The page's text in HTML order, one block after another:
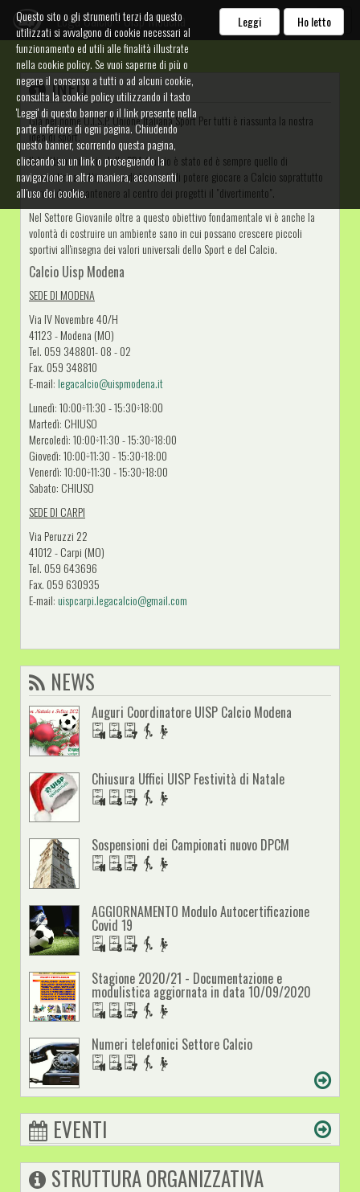
Lega Calcio - Uisp Modena
INFO
Già nel nome U.I.S.P. Unione Italiana Sport Per tutti è riassunta la nostra
idea di sport.
L'obiettivo primario della SDA Calcio è stato ed è sempre quello di
consentire a tutti, senza distinzioni, di potere giocare a Calcio soprattutto
cercando di mantenere al centro dei progetti il "divertimento".
Nel Settore Giovanile oltre a questo obiettivo fondamentale vi è anche la
volontà di costruire un ambiente sano in cui possano crescere piccoli
sportivi all'insegna dei valori universali dello Sport e del Calcio.
Calcio Uisp Modena
SEDE DI MODENA
Via IV Novembre 40/H
41123 - Modena (MO)
Tel. 059 348801- 08 - 02
Fax. 059 348810
E-mail: legacalcio@uispmodena.it
Lunedì: 10:00÷11:30 - 15:30÷18:00
Martedì: CHIUSO
Mercoledì: 10:00÷11:30 - 15:30÷18:00
Giovedì: 10:00÷11:30 - 15:30÷18:00
Venerdì: 10:00÷11:30 - 15:30÷18:00
Sabato: CHIUSO
SEDE DI CARPI
Via Peruzzi 22
41012 - Carpi (MO)
Tel. 059 643696
Fax. 059 630935
E-mail: uispcarpi.legacalcio@gmail.com
NEWS
Auguri Coordinatore UISP Calcio Modena
Chiusura Uffici UISP Festività di Natale
Sospensioni dei Campionati nuovo DPCM
AGGIORNAMENTO Modulo Autocertificazione
Covid 19
Stagione 2020/21 - Documentazione e
modulistica aggiornata in data 10/09/2020
Numeri telefonici Settore Calcio
EVENTI
STRUTTURA ORGANIZZATIVA
Questo sito o gli strumenti terzi da questo
utilizzati si avvalgono di cookie necessari al
funzionamento ed utili alle finalità illustrate
nella cookie policy. Se vuoi saperne di più o
negare il consenso a tutti o ad alcuni cookie,
consulta la cookie policy utilizzando il tasto
'Leggi' di questo banner o il link presente nella
parte inferiore di ogni pagina. Chiudendo
questo banner, scorrendo questa pagina,
cliccando su un link o proseguendo la
navigazione in altra maniera, acconsenti
all’uso dei cookie.
Leggi Ho letto